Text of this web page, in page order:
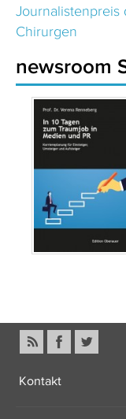
Journalistenpreis
Chirurgen
newsroom
Kontakt